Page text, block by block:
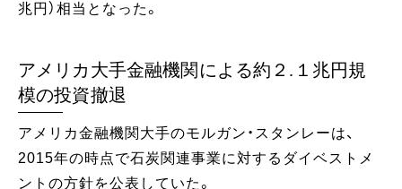
兆円）相当となった。
アメリカ大手金融機関による約２.１兆円規
模の投資撤退
アメリカ金融機関大手のモルガン・スタンレーは、
2015年の時点で石炭関連事業に対するダイベストメ
ントの方針を公表していた。